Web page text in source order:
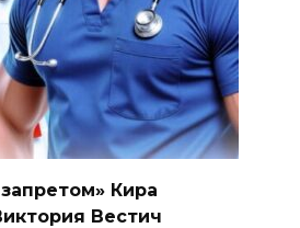
Кира
Вестич